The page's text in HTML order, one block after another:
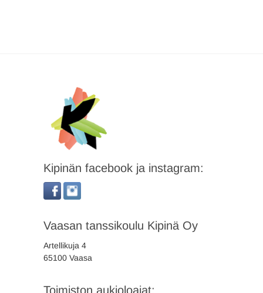
Kipinän facebook ja instagram:
Vaasan tanssikoulu Kipinä Oy
Artellikuja 4
65100 Vaasa
Toimiston aukioloajat: